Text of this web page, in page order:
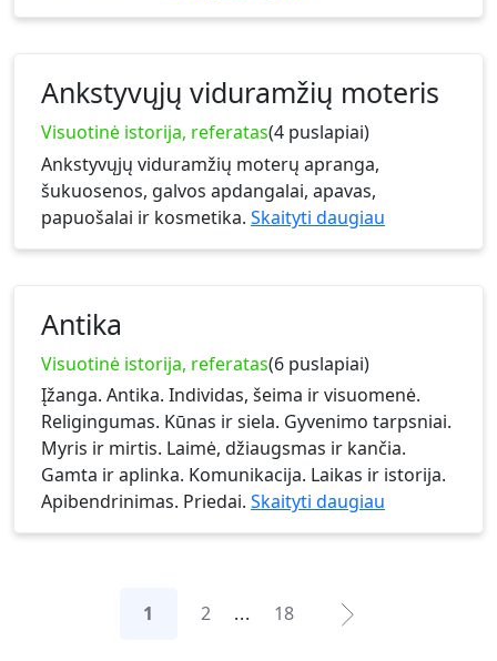
Ankstyvųjų viduramžių moteris
Visuotinė istorija, referatas(4 puslapiai)
Ankstyvųjų viduramžių moterų apranga,
šukuosenos, galvos apdangalai, apavas,
papuošalai ir kosmetika. Skaityti daugiau
Antika
Visuotinė istorija, referatas(6 puslapiai)
Įžanga. Antika. Individas, šeima ir visuomenė.
Religingumas. Kūnas ir siela. Gyvenimo tarpsniai.
Myris ir mirtis. Laimė, džiaugsmas ir kančia.
Gamta ir aplinka. Komunikacija. Laikas ir istorija.
Apibendrinimas. Priedai. Skaityti daugiau
1 2 ... 18